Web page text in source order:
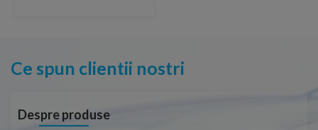
Ce spun clientii nostri
Despre produse